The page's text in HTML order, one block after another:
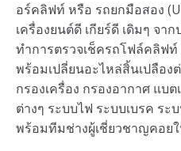
อร์คลิฟท์ หรือ รถยกมือสอง
เครื่องยนต์ดี เกียร์ดี เดิมๆ จา
ทำการตรวจเช็ครถโฟล์คลิฟท์
พร้อมเปลี่ยนอะไหล่สิ้นเปลือง
กรองเครื่อง กรองอากาศ แบ
ต่างๆ ระบบไฟ ระบบเบรค ร
พร้อมทีมช่างผู้เชี่ยวชาญคอย